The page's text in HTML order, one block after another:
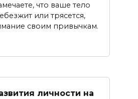
что ваше тело
или трясется,
своим привычкам.
личности на